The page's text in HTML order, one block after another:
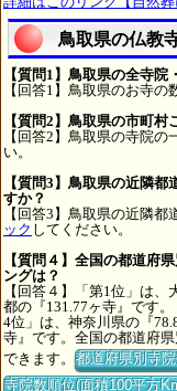
鳥取県の仏教
【質問1】鳥取県の全寺
【回答1】鳥取県のお寺の
【質問2】鳥取県の市町
【回答2】鳥取県の寺院の
い。
【質問3】鳥取県の近隣
すか？
【回答3】鳥取県の近隣都
ック してください。
【質問４】全国の都道府
ングは？
【回答４】「第1位」は
都の『131.77ヶ寺』です
4位」は、神奈川県の『
寺』です。全国の都道府
できます。都道府県別寺
寺院数順位(面積100平方